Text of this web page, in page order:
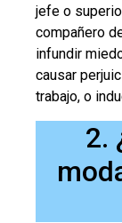
jefe o
compañero
infundir
causar
trabajo, o
2.